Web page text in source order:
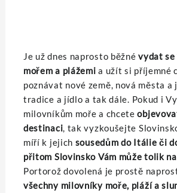
Je už dnes naprosto běžnévydat se
mořem a plážemi a užít si příjemné
poznávat nové země, nová města a
tradice a jídlo a tak dále. Pokud i
milovníkům moře a chcete
destinaci , tak vyzkoušejte
míří k jejich sousedům do Itálie či
přitom Slovinsko Vám může tolik
Portorož dovolená je prostě
všechny milovníky moře, pláží a